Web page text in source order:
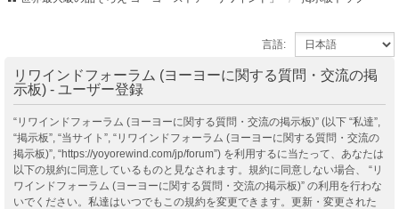
言語:
リワインドフォーラム (ヨーヨーに関する質問・交流の掲
示板) - ユーザー登録
“リワインドフォーラム (ヨーヨーに関する質問・交流の掲示板)” (以下 “私達”,
“掲示板”, “当サイト”, “リワインドフォーラム (ヨーヨーに関する質問・交流の
掲示板)”, “https://yoyorewind.com/jp/forum”) を利用するに当たって、あなたは
以下の規約に同意しているものと見なされます。規約に同意しない場合、 “リ
ワインドフォーラム (ヨーヨーに関する質問・交流の掲示板)” の利用を行わな
いでください。私達はいつでもこの規約を変更できます。更新・変更された